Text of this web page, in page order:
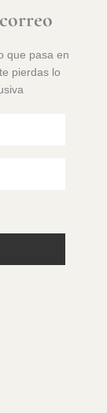
que pasa en
pierdas lo